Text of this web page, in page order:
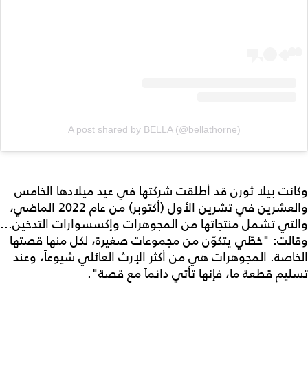
A post shared by BELLA (@bellathorne)
وكانت بيلا ثورن قد أطلقت شركتها في عيد ميلادها الخامس
والعشرين في تشرين الأول (أكتوبر) من عام 2022 الماضي،
والتي تشمل منتجاتها من المجوهرات وإكسسوارات التدخين...
وقالت: "خطّي يتكوّن من مجموعات صغيرة، لكل منها قصتها
الخاصة. المجوهرات هي من أكثر الإرث العائلي شيوعاً، وعند
تسليم قطعة ما، فإنها تأتي دائماً مع قصة".